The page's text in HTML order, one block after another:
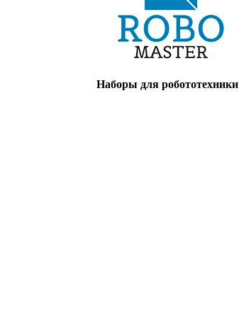
Наборы для робототехники